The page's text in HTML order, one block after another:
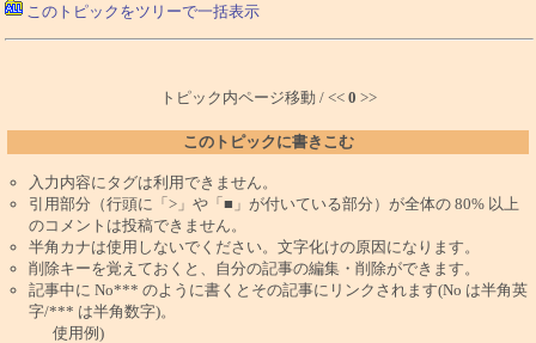
このトピックをツリーで一括表示
トピック内ページ移動 / << 0 >>
このトピックに書きこむ
入力内容にタグは利用できません。
引用部分（行頭に「>」や「■」が付いている部分）が全体の 80% 以上
のコメントは投稿できません。
半角カナは使用しないでください。文字化けの原因になります。
削除キーを覚えておくと、自分の記事の編集・削除ができます。
記事中に No*** のように書くとその記事にリンクされます(No は半角英
字/*** は半角数字)。
使用例)